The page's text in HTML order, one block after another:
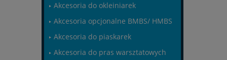
Akcesoria do okleiniarek
Akcesoria opcjonalne BMBS/ HMBS
Akcesoria do piaskarek
Akcesoria do pras warsztatowych